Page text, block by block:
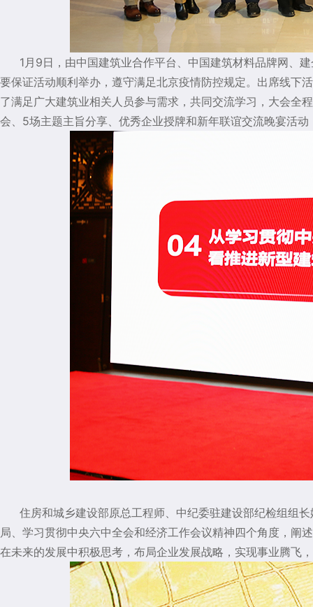
1月9日，由中国建筑业合作平台、中国建筑材料品牌网、
要保证活动顺利举办，遵守满足北京疫情防控规定。出席线下
了满足广大建筑业相关人员参与需求，共同交流学习，大会全
会、5场主题主旨分享、优秀企业授牌和新年联谊交流晚宴活
住房和城乡建设部原总工程师、中纪委驻建设部纪检组组
局、学习贯彻中央六中全会和经济工作会议精神四个角度，阐
在未来的发展中积极思考，布局企业发展战略，实现事业腾飞